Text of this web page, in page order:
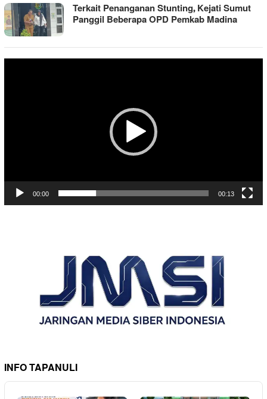
Terkait Penanganan Stunting, Kejati Sumut
Panggil Beberapa OPD Pemkab Madina
00:00 00:13
INFO TAPANULI